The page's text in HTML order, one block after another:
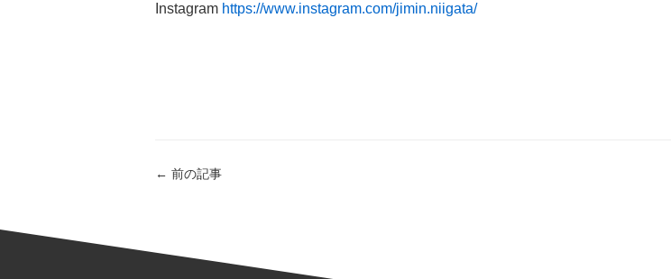
Instagram https://www.instagram.com/jimin.niigata/
← 前の記事